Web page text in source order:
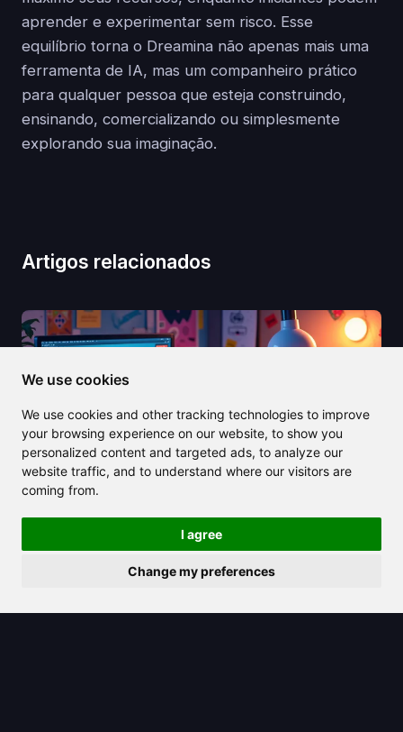
We use cookies
We use cookies and other tracking technologies to improve
your browsing experience on our website, to show you
personalized content and targeted ads, to analyze our
website traffic, and to understand where our visitors are
coming from.
I agree
Change my preferences
aprender e experimentar sem risco. Esse
equilíbrio torna o Dreamina não apenas mais uma
ferramenta de IA, mas um companheiro prático
para qualquer pessoa que esteja construindo,
ensinando, comercializando ou simplesmente
explorando sua imaginação.
Artigos relacionados
O que é o Ideogram AI? A ferramenta